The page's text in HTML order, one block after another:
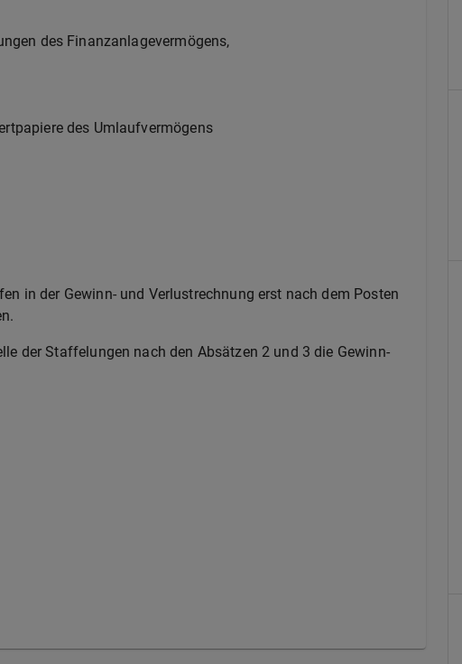
des Finanzanlagevermögens,
des Umlaufvermögens
in der Gewinn- und Verlustrechnung erst nach dem Posten
der Staffelungen nach den Absätzen 2 und 3 die Gewinn-